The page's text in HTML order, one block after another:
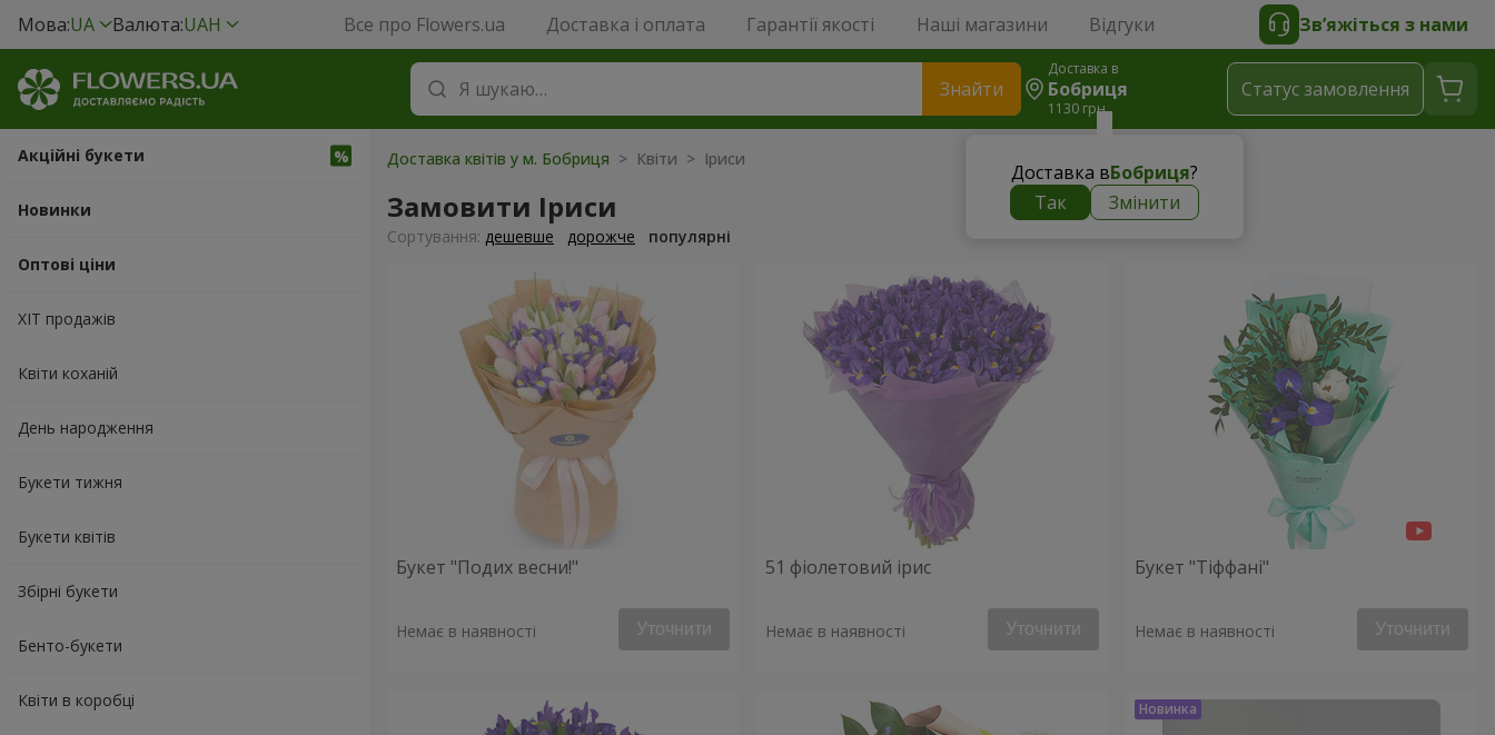
Мова:UA Валюта:UAH Все про Flowers.ua Доставка і оплата Гарантії якості Наші магазини Відгуки Зв’яжіться з нами
Знайти
Доставка в
Бобриця
1130 грн
Доставка вБобриця?
Так
Змінити
Статус замовлення
Акційні букети
Новинки
Оптові ціни
ХІТ продажів
Квіти коханій
День народження
Букети тижня
Букети квітів
Збірні букети
Бенто-букети
Квіти в коробці
Доставка квітів у м. Бобриця > Квіти > Іриси
Замовити Іриси
Сортування: дешевше дорожче популярні
Букет "Подих весни!"
Немає в наявності Уточнити
51 фіолетовий ірис
Немає в наявності Уточнити
Букет "Тіффані"
Немає в наявності Уточнити